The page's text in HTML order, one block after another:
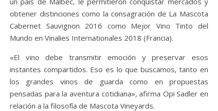
obtener distinciones como la consagración de La Mascota
Cabernet Sauvignon 2016 como Mejor Vino Tinto del
Mundo en Vinalies Internationales 2018 (Francia).
«El vino debe transmitir emoción y preservar esos
instantes compartidos. Eso es lo que buscamos, tanto en
los grandes vinos de guarda como en propuestas
pensadas para la aventura cotidiana», afirma Opi Sadler en
relación a la filosofía de Mascota Vineyards.